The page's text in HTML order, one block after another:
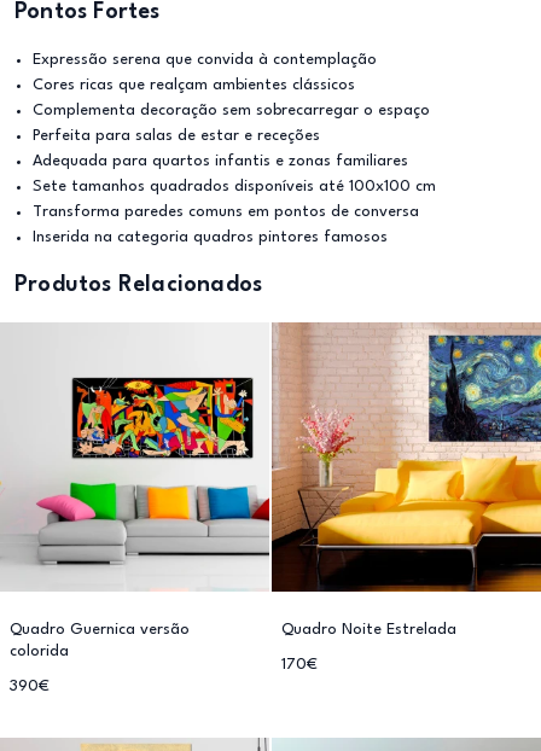
Pontos Fortes
Expressão serena que convida à contemplação
Cores ricas que realçam ambientes clássicos
Complementa decoração sem sobrecarregar o espaço
Perfeita para salas de estar e receções
Adequada para quartos infantis e zonas familiares
Sete tamanhos quadrados disponíveis até 100x100 cm
Transforma paredes comuns em pontos de conversa
Inserida na categoria quadros pintores famosos
Produtos Relacionados
Quadro Guernica versão
colorida
390€
Quadro Noite Estrelada
170€